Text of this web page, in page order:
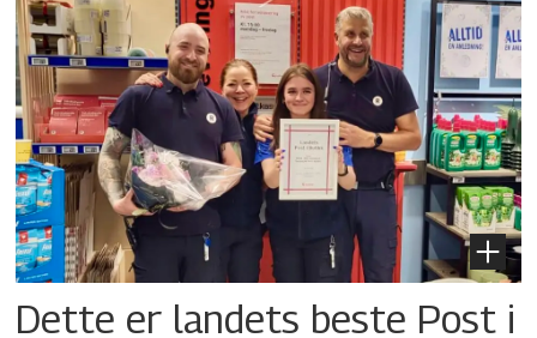
Dette er landets beste Post i